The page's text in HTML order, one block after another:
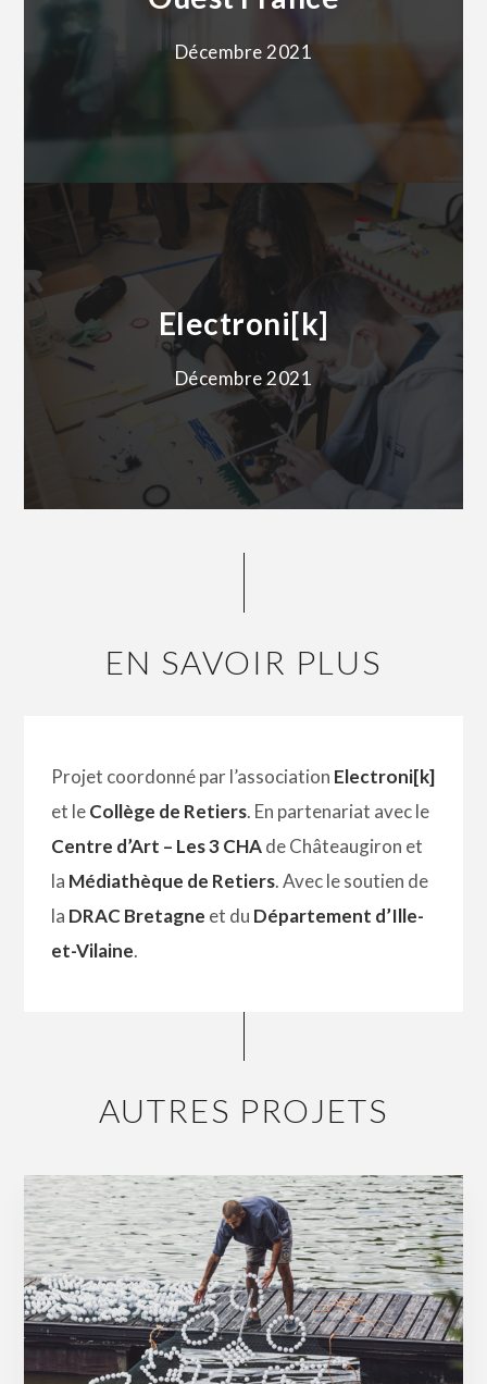
Décembre 2021
Electroni[k]
Décembre 2021
EN SAVOIR PLUS
Projet coordonné par l’association Electroni[k]
et leCollège de Retiers. En partenariat avec le
Centre d’Art – Les 3 CHAde Châteaugiron et
la Médiathèque de Retiers. Avec le soutien de
la DRAC Bretagne et du Département d’Ille-
et-Vilaine.
AUTRES PROJETS